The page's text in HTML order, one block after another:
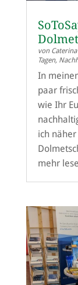
von
Tagen,
In
paar
wie Ihr
ich
mehr